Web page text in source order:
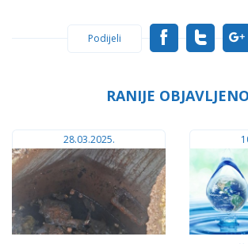
Podijeli
RANIJE OBJAVLJENO
28.03.2025.